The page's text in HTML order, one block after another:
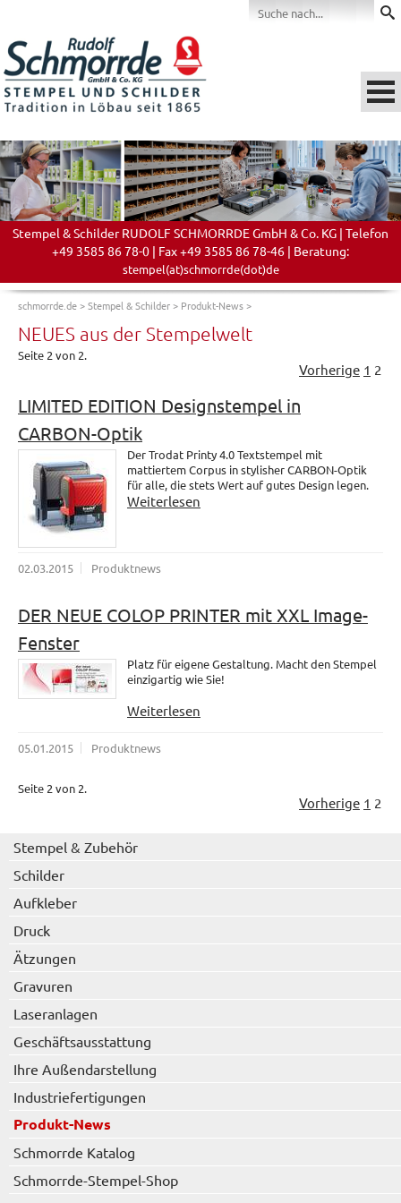
Stempel & Schilder RUDOLF SCHMORRDE GmbH & Co. KG | Telefon
+49 3585 86 78-0 | Fax +49 3585 86 78-46 | Beratung:
stempel(at)schmorrde(dot)de
schmorrde.de>Stempel & Schilder> Produkt-News>
NEUES aus der Stempelwelt
Seite 2 von 2.
Vorherige 1 2
LIMITED EDITION Designstempel in
CARBON-Optik
Der Trodat Printy 4.0 Textstempel mit
mattiertem Corpus in stylisher CARBON-Optik
für alle, die stets Wert auf gutes Design legen.
Weiterlesen
02.03.2015 Produktnews
DER NEUE COLOP PRINTER mit XXL Image-
Fenster
Platz für eigene Gestaltung. Macht den Stempel
einzigartig wie Sie!
Weiterlesen
05.01.2015 Produktnews
Seite 2 von 2.
Vorherige 1 2
Stempel & Zubehör
Schilder
Aufkleber
Druck
Ätzungen
Gravuren
Laseranlagen
Geschäftsausstattung
Ihre Außendarstellung
Industriefertigungen
Produkt-News
Schmorrde Katalog
Schmorrde-Stempel-Shop